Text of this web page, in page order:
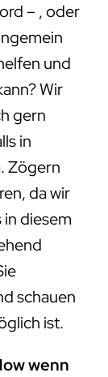
– , oder
und
Wir
gern
in
Zögern
da wir
in diesem
schauen
ist.
wenn